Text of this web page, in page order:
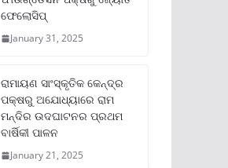
ଫେଲୋସିପ୍‌
January 31, 2025
ରାମାୟଣ ସାଂସ୍କୃତିକ କେନ୍ଦ୍ର
ପକ୍ଷରୁ ଅଯୋଧ୍ୟାରେ ରାମ
ମନ୍ଦିର ଉଦଘାଟନର ପ୍ରଥମ
ବାର୍ଷିକୀ ପାଳନ
January 21, 2025